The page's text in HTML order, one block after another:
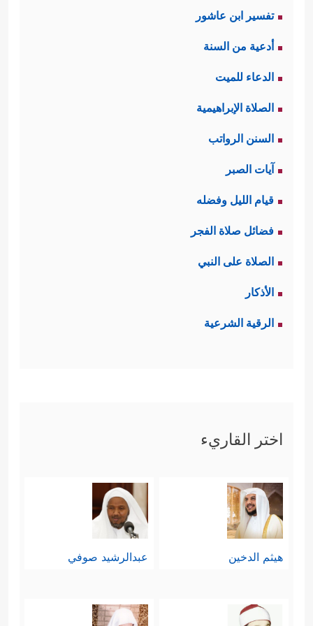
ثالثًا: أداء الزكاة
لتهذيب النفس أولًا من الشُحِِّ والجشعِ
والطمعِ، ثم غرس روح المحبة والتعاون
بين أفراد المجتمع، وتطهيره من نزعات
الحسد والغل، والتقاطع والتدابر.
رابعًا: العفة والطهر والحياء
لِفُرُوجِهِمۡ حَـٰفِظُونَ ﭪإِلَّا عَلَىٰۤ أَزۡوَ ٰ⁠جِهِمۡ أَوۡ مَا مَلَكَتۡ
ذَ ٰ⁠لِكَ فَأُوْلَــٰۤىِٕكَ هُمُ ٱلۡعَادُونَ﴾
خامسًا: حفظ الأمانة والعهد
لكلِّ مجالات الحياة، فبين الحاكم
والمحكوم عهد وأمانة، وبين المعلِّم
والمتعلِّم عهد وأمانة، وبين الرجل وأهل
عهد وأمانة، وبين الدول والمجتمعات
تفسير ابن عاشور
أدعية من السنة
الدعاء للميت
الصلاة الإبراهيمية
السنن الرواتب
آيات الصبر
قيام الليل وفضله
فضائل صلاة الفجر
الصلاة على النبي
الأذكار
الرقية الشرعية
اختر القاريء
هيثم الدخين عبدالرشيد صوفي